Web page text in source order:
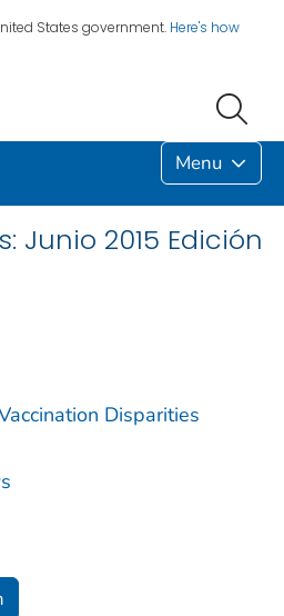
States government. Here's how
Menu
Junio 2015 Edición
Disparities